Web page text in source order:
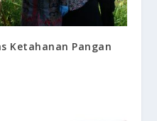
Ketahanan Pangan